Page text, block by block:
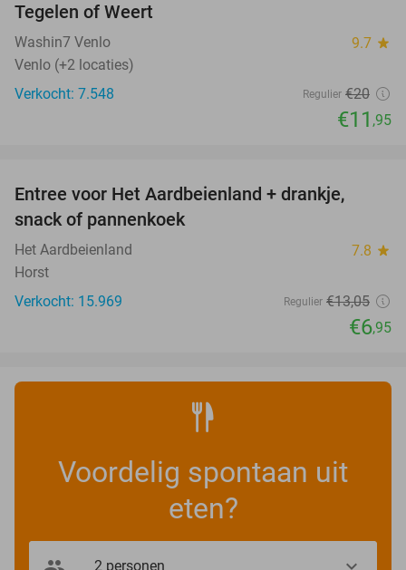
Tegelen of Weert
Washin7 Venlo 9.7 star
Venlo (+2 locaties)
Verkocht: 7.548
Regulier €20
€11 ,95
Entree voor Het Aardbeienland + drankje,
snack of pannenkoek
Het Aardbeienland 7.8 star
Horst
Verkocht: 15.969
Regulier €13,05
€6,95
Voordelig spontaan uit
eten?